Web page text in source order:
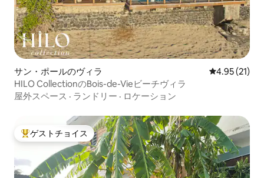
サン・ポールのヴィラ レビュー21
4.95 (21)
HILO CollectionのBois-de-Vieビーチヴィラ
屋外スペース · ランドリー · ロケーション
大好評のゲストチョイスです。
ゲストチョイス